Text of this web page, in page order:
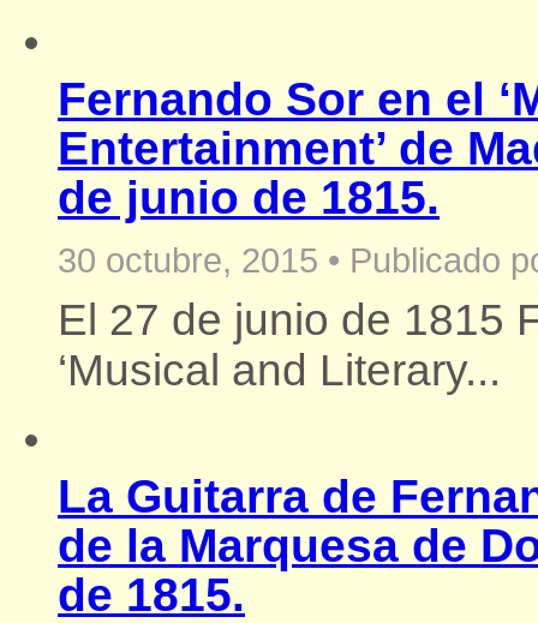
Fernando Sor en el
Entertainment’ de
de junio de 1815.
30 octubre, 2015 • Publicado
El 27 de junio de 1815
‘Musical and Literary...
La Guitarra de
de la Marquesa de
de 1815.